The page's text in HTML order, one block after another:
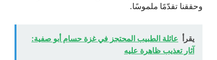
وحققنا تقدّمًا ملموسًا.
يقرأ عائلة الطبيب المحتجز في غزة حسام أبو صفية:
آثار تعذيب ظاهرة عليه